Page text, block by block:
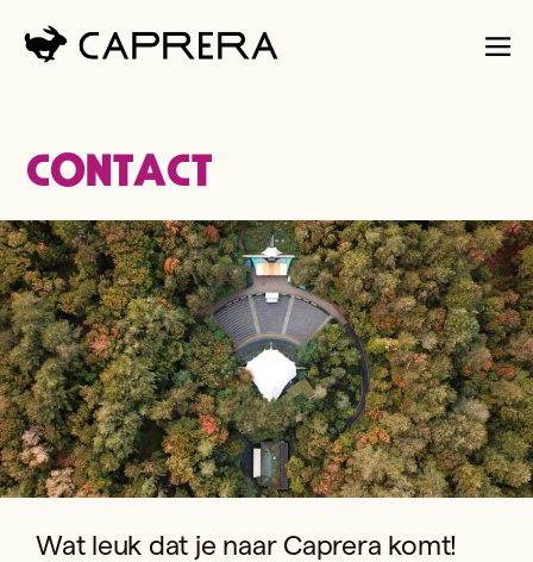
Contact
Wat leuk dat je naar Caprera komt!